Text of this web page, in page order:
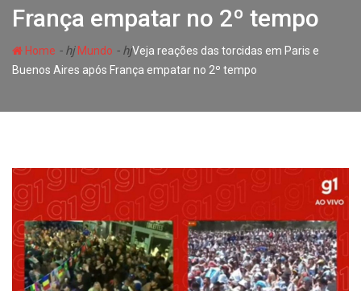
França empatar no 2º tempo
Home - hjMundo - hjVeja reações das torcidas em Paris e
Buenos Aires após França empatar no 2º tempo